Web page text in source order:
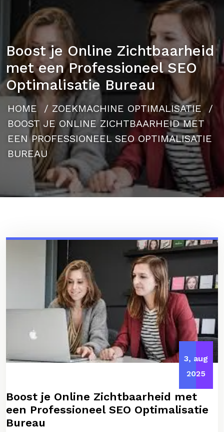
Boost je Online Zichtbaarheid
met een Professioneel SEO
Optimalisatie Bureau
HOME / ZOEKMACHINE OPTIMALISATIE/
BOOST JE ONLINE ZICHTBAARHEID MET
EEN PROFESSIONEEL SEO OPTIMALISATIE
BUREAU
3, aug
2025
Boost je Online Zichtbaarheid met
een Professioneel SEO Optimalisatie
Bureau